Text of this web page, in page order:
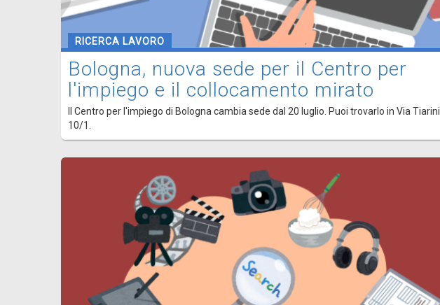
RICERCA LAVORO
Bologna, nuova sede per il Centro per
l'impiego e il collocamento mirato
Il Centro per l'impiego di Bologna cambia sede dal 20 luglio. Puoi trovarlo in Via Tiarini
10/1.